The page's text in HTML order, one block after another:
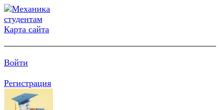
Карта сайта
Войти
Регистрация